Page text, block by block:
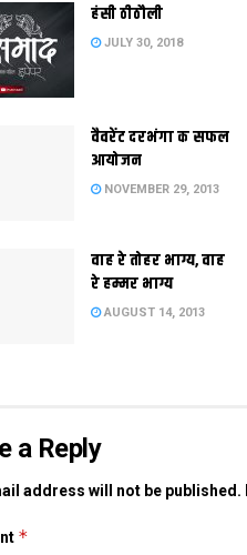
हंसी ठीठौली
JULY 30, 2018
वैवरेंट दरभंगा क सफल
आयोजन
NOVEMBER 29, 2013
वाह रे तोहर भाग्य, वाह
रे हम्मर भाग्य
AUGUST 14, 2013
a Reply
address will not be published.
*